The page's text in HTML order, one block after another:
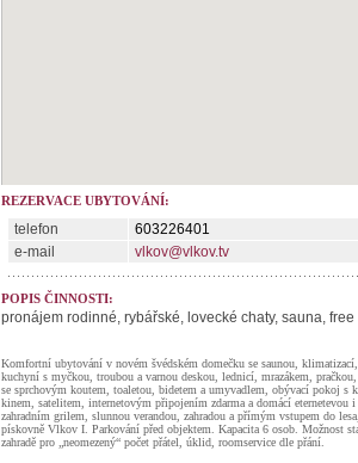
REZERVACE UBYTOVÁNÍ:
telefon
603226401
e-mail
vlkov@vlkov.tv
POPIS ČINNOSTI:
pronájem rodinné, rybářské, lovecké chaty, sauna, free
Komfortní ubytování v novém švédském domečku se saunou,
kuchyní s myčkou, troubou a varnou deskou, lednicí, mrazákem,
se sprchovým koutem, toaletou, bidetem a umyvadlem, obývací pokoj s
kinem, satelitem, internetovým připojením zdarma a domácí eternetevou
zahradním grilem, slunnou verandou, zahradou a přímým vstupem do
pískovně Vlkov I. Parkování před objektem. Kapacita 6 osob. Možnost
zahradě pro „neomezený“ počet přátel, úklid, roomservice dle přání.